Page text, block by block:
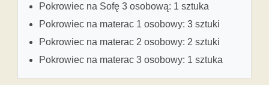
Pokrowiec na Sofę 3 osobową: 1 sztuka
Pokrowiec na materac 1 osobowy: 3 sztuki
Pokrowiec na materac 2 osobowy: 2 sztuki
Pokrowiec na materac 3 osobowy: 1 sztuka